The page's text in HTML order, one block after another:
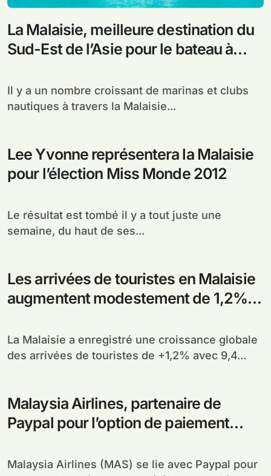
La Malaisie, meilleure destination du
Sud-Est de l’Asie pour le bateau à
Il y a un nombre croissant de marinas et clubs
nautiques à travers la Malaisie...
Lee Yvonne représentera la Malaisie
pour l’élection Miss Monde 2012
Le résultat est tombé il y a tout juste une
semaine, du haut de ses...
Les arrivées de touristes en Malaisie
augmentent modestement de 1,2%
La Malaisie a enregistré une croissance globale
des arrivées de touristes de +1,2% avec 9,4...
Malaysia Airlines, partenaire de
Paypal pour l’option de paiement
Malaysia Airlines (MAS) se lie avec Paypal pour